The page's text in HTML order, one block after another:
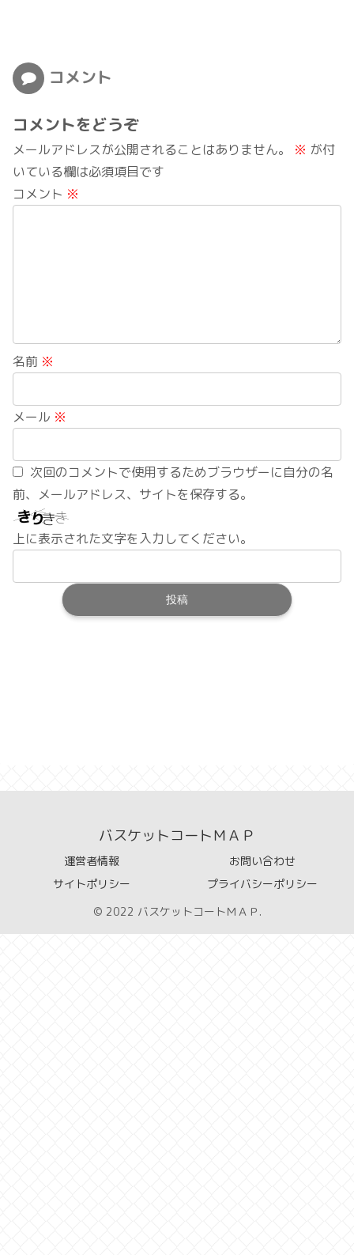
コメント
コメントをどうぞ
メールアドレスが公開されることはありません。 ※ が付
いている欄は必須項目です
コメント ※
名前 ※
メール ※
次回のコメントで使用するためブラウザーに自分の名
前、メールアドレス、サイトを保存する。
上に表示された文字を入力してください。
バスケットコートＭＡＰ
運営者情報
お問い合わせ
サイトポリシー
プライバシーポリシー
© 2022 バスケットコートＭＡＰ.